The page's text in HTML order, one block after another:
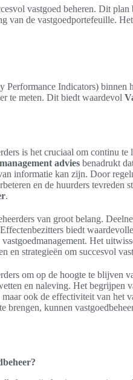
vastgoed beheren. Dit
van de vastgoedportefeuille.
Performance Indicators) binnen
te meten. Dit biedt waardevol
is het cruciaal om continu te
advies benadrukt
informatie kan zijn. Door
en de huurders tevreden
.
van groot belang.
biedt
Het
en strategieën om succesvol
om op de hoogte te blijven
en naleving. Het begrijpen
ook de effectiviteit van het
kunnen